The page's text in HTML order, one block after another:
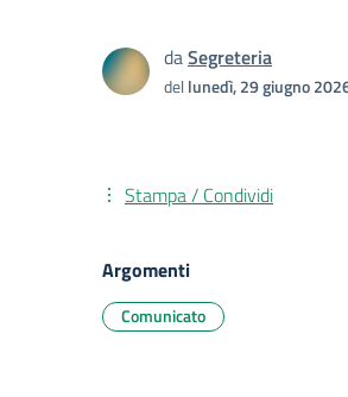
daSegreteria
dellunedì, 29 giugno
Stampa / Condividi
Argomenti
Comunicato